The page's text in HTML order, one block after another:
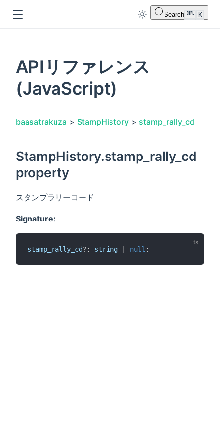
Search K
APIリファレンス
(JavaScript)
baasatrakuza > StampHistory > stamp_rally_cd
StampHistory.stamp_rally_cd
property
スタンプラリーコード
Signature:
stamp_rally_cd?: string null ;